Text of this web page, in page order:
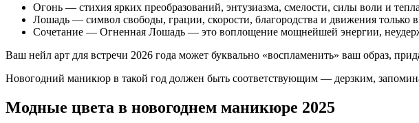
Огонь — стихия ярких преобразований, энтузиазма, смелости, силы воли и
Лошадь — символ свободы, грации, скорости, благородства и движения только
Сочетание — Огненная Лошадь — это воплощение мощнейшей энергии,
Ваш нейл арт для встречи 2026 года может буквально «воспламенить» ваш образ,
Новогодний маникюр в такой год должен быть соответствующим — дерзким,
Модные цвета в новогоднем маникюре 2025